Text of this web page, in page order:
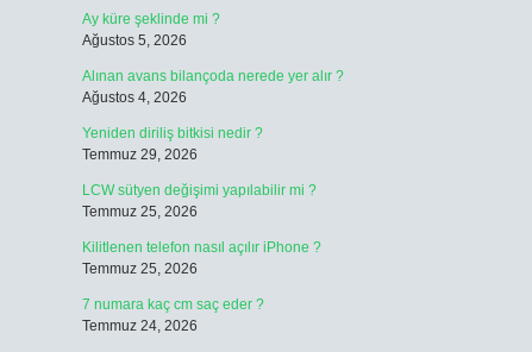
Ay küre şeklinde mi ?
Ağustos 5, 2026
Alınan avans bilançoda nerede yer alır ?
Ağustos 4, 2026
Yeniden diriliş bitkisi nedir ?
Temmuz 29, 2026
LCW sütyen değişimi yapılabilir mi ?
Temmuz 25, 2026
Kilitlenen telefon nasıl açılır iPhone ?
Temmuz 25, 2026
7 numara kaç cm saç eder ?
Temmuz 24, 2026